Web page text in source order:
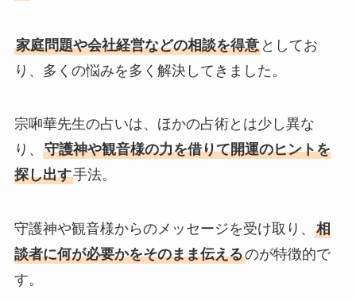
家庭問題や会社経営などの相談を得意としてお
り、多くの悩みを多く解決してきました。
宗啝華先生の占いは、ほかの占術とは少し異な
り、 守護神や観音様の力を借りて開運のヒントを
探し出す手法。
守護神や観音様からのメッセージを受け取り、 相
談者に何が必要かをそのまま伝えるのが特徴的で
す。